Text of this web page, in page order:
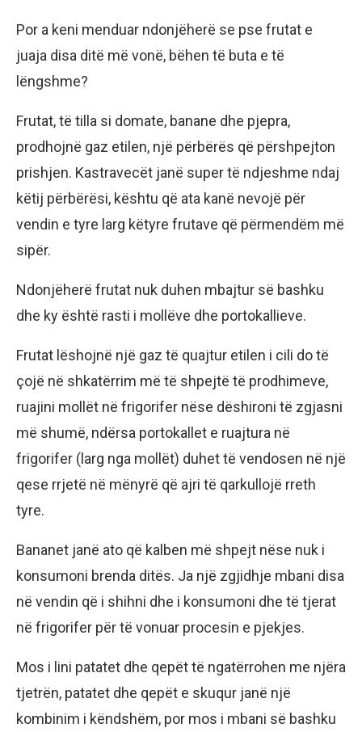
Por a keni menduar ndonjëherë se pse frutat e
juaja disa ditë më vonë, bëhen të buta e të
lëngshme?
Frutat, të tilla si domate, banane dhe pjepra,
prodhojnë gaz etilen, një përbërës që përshpejton
prishjen. Kastravecët janë super të ndjeshme ndaj
këtij përbërësi, kështu që ata kanë nevojë për
vendin e tyre larg këtyre frutave që përmendëm më
sipër.
Ndonjëherë frutat nuk duhen mbajtur së bashku
dhe ky është rasti i mollëve dhe portokallieve.
Frutat lëshojnë një gaz të quajtur etilen i cili do të
çojë në shkatërrim më të shpejtë të prodhimeve,
ruajini mollët në frigorifer nëse dëshironi të zgjasni
më shumë, ndërsa portokallet e ruajtura në
frigorifer (larg nga mollët) duhet të vendosen në një
qese rrjetë në mënyrë që ajri të qarkullojë rreth
tyre.
Bananet janë ato që kalben më shpejt nëse nuk i
konsumoni brenda ditës. Ja një zgjidhje mbani disa
në vendin që i shihni dhe i konsumoni dhe të tjerat
në frigorifer për të vonuar procesin e pjekjes.
Mos i lini patatet dhe qepët të ngatërrohen me njëra
tjetrën, patatet dhe qepët e skuqur janë një
kombinim i këndshëm, por mos i mbani së bashku